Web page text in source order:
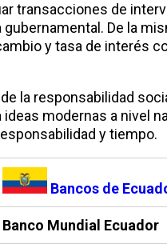
transacciones de
gubernamental. De la
y tasa de interés
la responsabilidad
ideas modernas a nivel
y tiempo.
Bancos de
Banco Mundial Ecuador